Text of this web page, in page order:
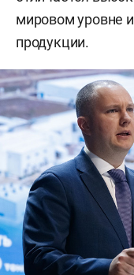
мировом уровне
продукции.